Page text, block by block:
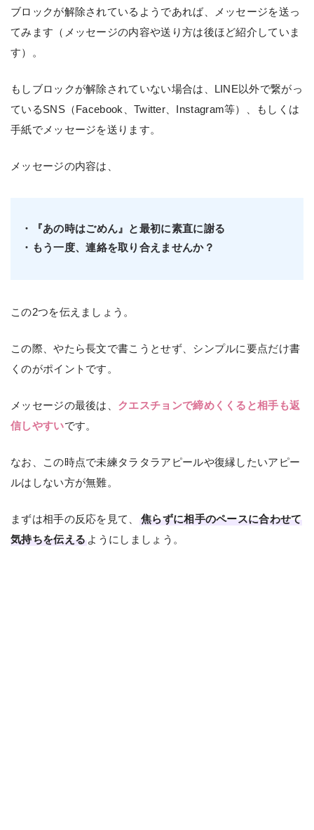
ブロックが解除されているようであれば、メッセージを送っ
てみます（メッセージの内容や送り方は後ほど紹介していま
す）。
もしブロックが解除されていない場合は、LINE以外で繋がっ
ているSNS（Facebook、Twitter、Instagram等）、もしくは
手紙でメッセージを送ります。
メッセージの内容は、
・『あの時はごめん』と最初に素直に謝る
・もう一度、連絡を取り合えませんか？
この2つを伝えましょう。
この際、やたら長文で書こうとせず、シンプルに要点だけ書
くのがポイントです。
メッセージの最後は、 クエスチョンで締めくくると相手も返
信しやすいです。
なお、この時点で未練タラタラアピールや復縁したいアピー
ルはしない方が無難。
まずは相手の反応を見て、
焦らずに相手のペースに合わせて
気持ちを伝える ようにしましょう。